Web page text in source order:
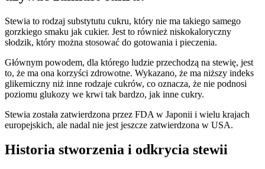
Stewia to rodzaj substytutu cukru, który nie ma takiego samego
gorzkiego smaku jak cukier. Jest to również niskokaloryczny
słodzik, który można stosować do gotowania i pieczenia.
Głównym powodem, dla którego ludzie przechodzą na stewię, jest
to, że ma ona korzyści zdrowotne. Wykazano, że ma niższy indeks
glikemiczny niż inne rodzaje cukrów, co oznacza, że nie podnosi
poziomu glukozy we krwi tak bardzo, jak inne cukry.
Stewia została zatwierdzona przez FDA w Japonii i wielu krajach
europejskich, ale nadal nie jest jeszcze zatwierdzona w USA.
Historia stworzenia i odkrycia stewii